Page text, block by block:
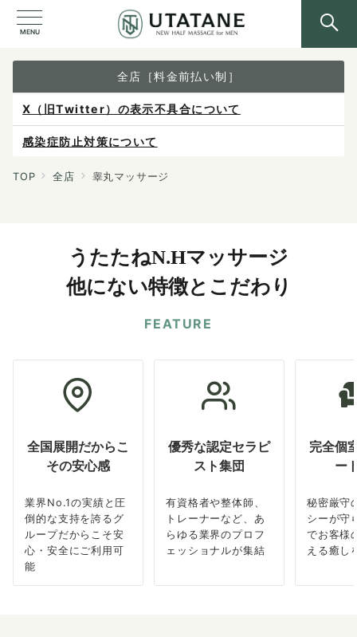
MENU
全店［料金前払い制］
X（旧Twitter）の表示不具合について
感染症防止対策について
ご予約は各店へ直接お問い合わせください。
TOP 全店 睾丸マッサージ
うたたねN.Hマッサージ
他にない特徴とこだわり
FEATURE
全国展開だからこ
その安心感
業界No.1の実績と圧
倒的な支持を誇るグ
ループだからこそ安
心・安全にご利用可
能
優秀な認定セラピ
スト集団
有資格者や整体師、
トレーナーなど、あ
らゆる業界のプロフ
ェッショナルが集結
完全個
ー
秘密厳守
シーが守
でお客様
える癒し